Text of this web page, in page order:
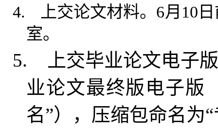
4.
上交论文材料。6月10
室。
5. 上交毕业论文电子
业论文最终版电子版
名”），压缩包命名为